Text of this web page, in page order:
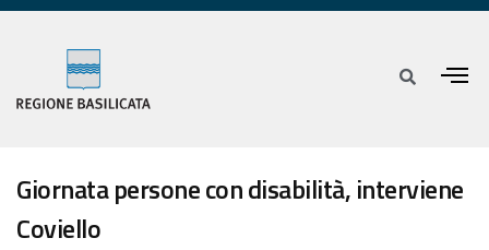
Giornata persone con disabilità, interviene
Coviello